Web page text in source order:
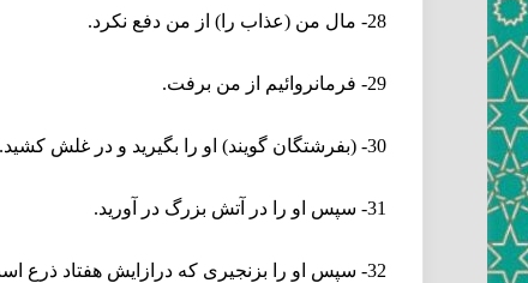
28- مال من (عذاب را) از من دفع نكرد.
29- فرمانروائيم از من برفت.
30- (بفرشتگان گويند) او را بگيريد و در غلش كشيد.
31- سپس او را در آتش بزرگ در آوريد.
32- سپس او را بزنجيرى كه درازايش هفتاد ذرع است درآوريد.